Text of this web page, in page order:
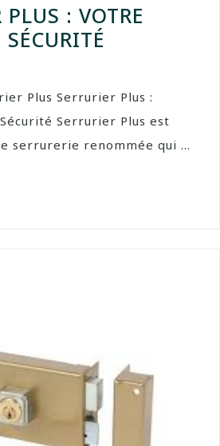
PLUS : VOTRE
Plus Serrurier Plus :
Serrurier Plus est
serrurerie renommée qui ...